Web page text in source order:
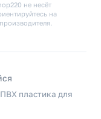
не несёт
на
пластика для